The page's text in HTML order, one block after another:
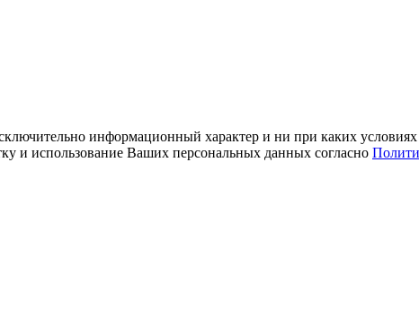
информационный характер и ни при каких условиях
и использование Ваших персональных данных согласно